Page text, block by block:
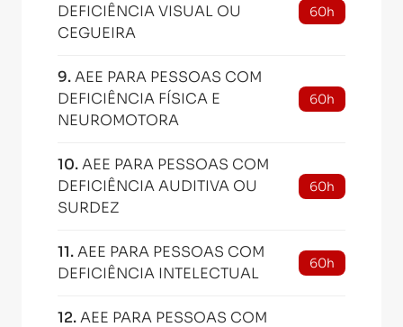
DEFICIÊNCIA VISUAL OU
CEGUEIRA
60h
9.AEE PARA PESSOAS COM
DEFICIÊNCIA FÍSICA E
NEUROMOTORA
60h
10.AEE PARA PESSOAS COM
DEFICIÊNCIA AUDITIVA OU
SURDEZ
60h
11.AEE PARA PESSOAS COM
DEFICIÊNCIA INTELECTUAL
60h
12.AEE PARA PESSOAS COM